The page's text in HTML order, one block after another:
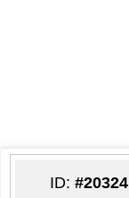
ID:#20324